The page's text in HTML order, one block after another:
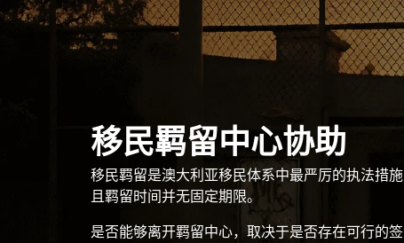
移民羁留中心协助
移民羁留是澳大利亚移民体系中最严厉的执法措
且羁留时间并无固定期限。
是否能够离开羁留中心，取决于是否存在可行的